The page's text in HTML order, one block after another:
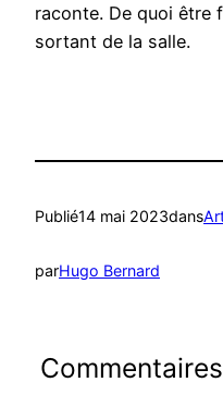
raconte. De quoi être
sortant de la salle.
Publié14 mai 2023dans
parHugo Bernard
Commentaires